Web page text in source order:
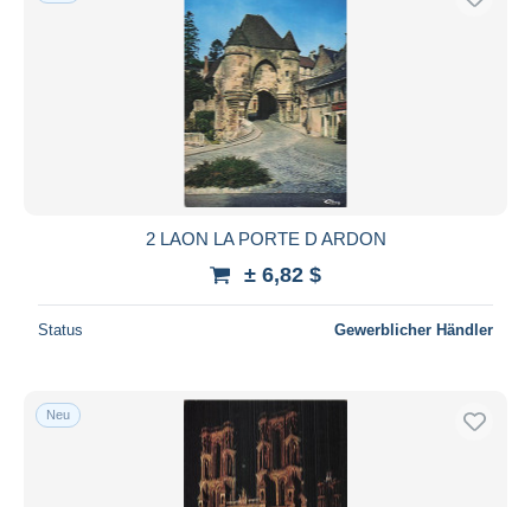
2 LAON LA PORTE D ARDON
± 6,82 $
Status Gewerblicher Händler
Neu